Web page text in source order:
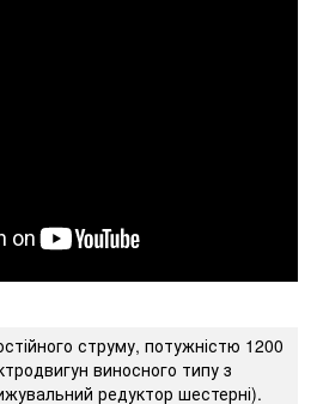
струму, потужністю 1200
виносного типу з
редуктор шестерні).